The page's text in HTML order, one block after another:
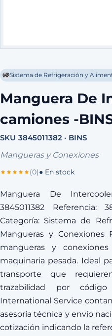
Sistema de Refrigeración y
Manguera De
camiones -
SKU 3845011382 · BINS
Mangueras y Conexiones
(0)● En stock
Manguera De
3845011382 Referencia:
Categoría: Sistema de
Mangueras y Conexiones
mangueras y
maquinaria pesada. Ideal
transporte que
trazabilidad por
International Service
asesoría técnica y envío
cotización indicando la